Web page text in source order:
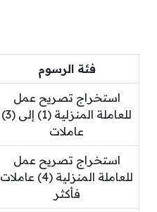
فئة الرسوم
استخراج تصريح عمل
للعاملة المنزلية (1) إلى (3)
عاملات
استخراج تصريح عمل
للعاملة المنزلية (4) عاملات
فأكثر